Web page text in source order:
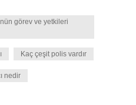
görev ve yetkileri
Kaç çeşit polis vardır
nedir